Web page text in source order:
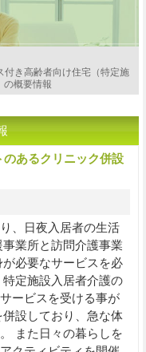
付き高齢者向け住宅（特定施
の概要情報
あるクリニック併設
、日夜入居者の生活
業所と訪問介護事業
必要なサービスを必
定施設入居者介護の
ービスを受ける事が
設しており、急な体
また日々の暮らしを